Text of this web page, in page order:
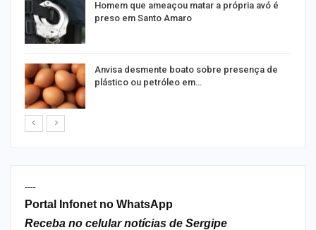
Homem que ameaçou matar a própria avó é
preso em Santo Amaro
Anvisa desmente boato sobre presença de
plástico ou petróleo em…
----
Portal Infonet no WhatsApp
Receba no celular notícias de Sergipe